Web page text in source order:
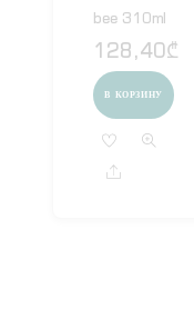
bee 310ml
128,40₾
В КОРЗИНУ
Share